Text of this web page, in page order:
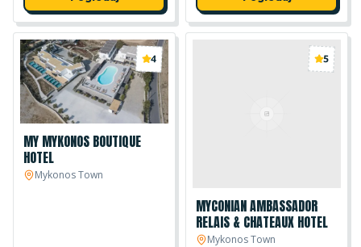
4
MY MYKONOS BOUTIQUE
HOTEL
Mykonos Town
5
MYCONIAN AMBASSADOR
RELAIS & CHATEAUX HOTEL
Mykonos Town